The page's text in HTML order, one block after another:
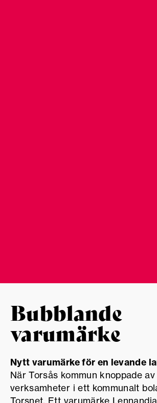
Bubblande
varumärke
Nytt varumärke för en levande
När Torsås kommun knoppade
verksamheter i ett kommunalt
Torsnet. Ett varumärke